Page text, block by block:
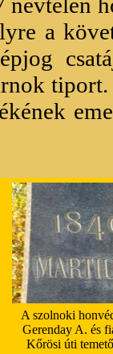
a
A szolnoki
Gerenday A. és
Kőrösi úti